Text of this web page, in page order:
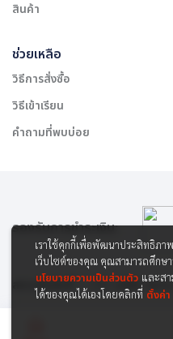
สินค้า
ช่วยเหลือ
วิธีการสั่งซื้อ
วิธีเข้าเรียน
คำถามที่พบบ่อย
สงวนลิขสิทธิ์ © 2565 บริษัท สยา
รองรับการชำระเงิน:
เราใช้คุกกี้เพื่อพัฒนาประสิทธิภ
เว็บไซต์ของคุณ คุณสามารถศึกษ
นโยบายความเป็นส่วนตัว และสา
ได้ของคุณได้เองโดยคลิกที่ ตั้งค่า